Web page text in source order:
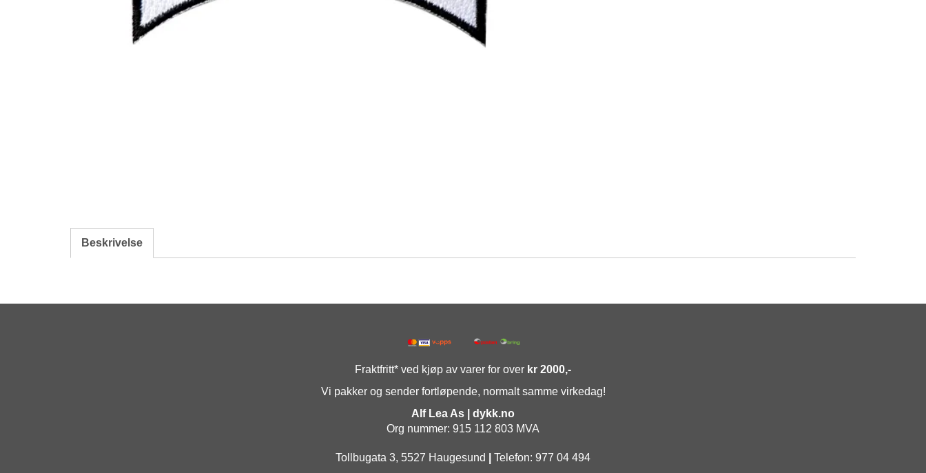
Beskrivelse
Fraktfritt* ved kjøp av varer for over kr 2000,-
Vi pakker og sender fortløpende, normalt samme virkedag!
Alf Lea As | dykk.no
Org nummer: 915 112 803 MVA
Tollbugata 3, 5527 Haugesund Telefon: 977 04 494